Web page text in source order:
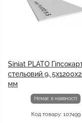
Siniat PLATO
стельовий 9,
мм
Немає в наявності
Код товару: 107499